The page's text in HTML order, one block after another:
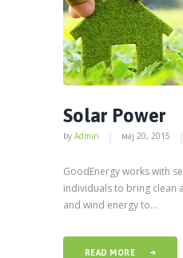
Solar Power
by Admin мај 20, 2015
GoodEnergy works with
individuals to bring clean
and wind energy to...
READ MORE